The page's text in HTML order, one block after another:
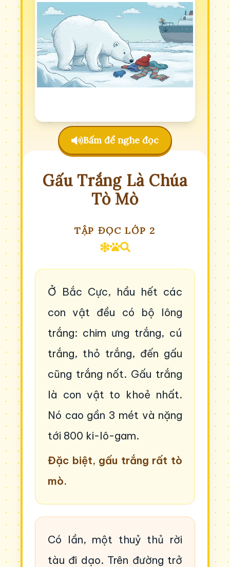
Bấm để nghe đọc
Gấu Trắng Là Chúa
Tò Mò
TẬP ĐỌC LỚP 2
Ở Bắc Cực, hầu hết các
con vật đều có bộ lông
trắng: chim ưng trắng, cú
trắng, thỏ trắng, đến gấu
cũng trắng nốt. Gấu trắng
là con vật to khoẻ nhất.
Nó cao gần 3 mét và nặng
tới 800 ki-lô-gam.
Đặc biệt, gấu trắng rất tò
mò.
Có lần, một thuỷ thủ rời
tàu đi dạo. Trên đường trở